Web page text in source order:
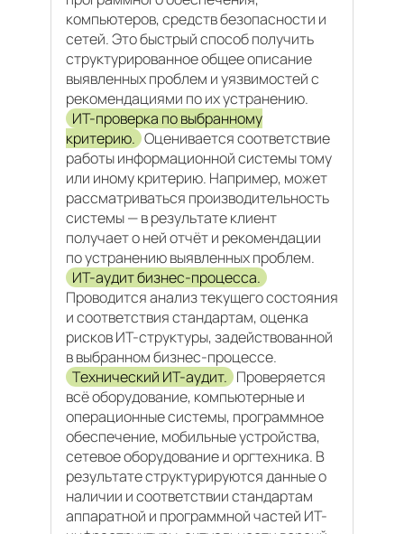
компьютеров, средств безопасности и
сетей. Это быстрый способ получить
структурированное общее описание
выявленных проблем и уязвимостей с
рекомендациями по их устранению.
ИТ-проверка по выбранному
критерию. Оценивается соответствие
работы информационной системы тому
или иному критерию. Например, может
рассматриваться производительность
системы — в результате клиент
получает о ней отчёт и рекомендации
по устранению выявленных проблем.
ИТ-аудит бизнес-процесса.
Проводится анализ текущего состояния
и соответствия стандартам, оценка
рисков ИТ-структуры, задействованной
в выбранном бизнес-процессе.
Технический ИТ-аудит. Проверяется
всё оборудование, компьютерные и
операционные системы, программное
обеспечение, мобильные устройства,
сетевое оборудование и оргтехника. В
результате структурируются данные о
наличии и соответствии стандартам
аппаратной и программной частей ИТ-